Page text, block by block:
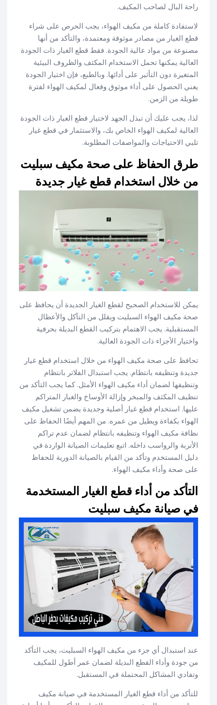
راحة البال لصاحب المكيف.
لاستفادة كاملة من مكيف الهواء، يجب الحرص على شراء
قطع الغيار من مصادر موثوقة ومعتمدة، والتأكد من أنها
مصنوعة من مواد عالية الجودة. فقط قطع الغيار ذات الجودة
العالية يمكنها تحمل الاستخدام المكثف والظروف البيئية
المتغيرة دون التأثير على أدائها. وبالطبع، فإن اختيار الجودة
يعني الحصول على أداء موثوق وفعال لمكيف الهواء لفترة
طويلة من الزمن.
لذا، يجب عليك أن تبذل الجهد لاختيار قطع الغيار ذات الجودة
العالية لمكيف الهواء الخاص بك، والاستثمار في قطع غيار
تلبي الاحتياجات والمواصفات المطلوبة.
طرق الحفاظ على صحة مكيف سبليت
من خلال استخدام قطع غيار جديدة
يمكن للاستخدام الصحيح لقطع الغيار الجديدة أن يحافظ على
صحة مكيف الهواء السبليت ويقلل من التآكل والأعطال
المستقبلية. يجب الاهتمام بتركيب القطع البديلة بحرفية
واختيار الأجزاء ذات الجودة العالية.
تحافظ على صحة مكيف الهواء من خلال استخدام قطع غيار
جديدة وتنظيفه بانتظام. يجب استبدال الفلاتر بانتظام
وتنظيفها لضمان أداء مكيف الهواء الأمثل. كما يجب التأكد من
تنظيف المكثف والمبخر وإزالة الأوساخ والغبار المتراكم
عليها. استخدام قطع غيار أصلية وجديدة يضمن تشغيل مكيف
الهواء بكفاءة ويطيل من عمره. من المهم أيضًا الحفاظ على
نظافة مكيف الهواء وتنظيفه بانتظام لضمان عدم تراكم
الأتربة والرواسب داخله. اتبع تعليمات الصيانة الواردة في
دليل المستخدم وتأكد من القيام بالصيانة الدورية للحفاظ
على صحة وأداء مكيف الهواء.
التأكد من أداء قطع الغيار المستخدمة
في صيانة مكيف سبليت
عند استبدال أي جزء من مكيف الهواء السبليت، يجب التأكد
من جودة وأداء القطع البديلة لضمان عمر أطول للمكيف
وتفادي المشاكل المحتملة في المستقبل.
للتأكد من أداء قطع الغيار المستخدمة في صيانة مكيف